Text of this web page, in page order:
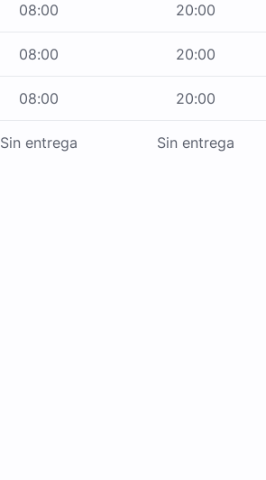
08:00 20:00
08:00 20:00
08:00 20:00
Sin entrega Sin entrega